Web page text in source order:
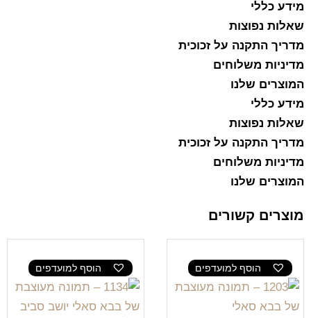
מידע כללי
שאלות נפוצות
מדריך התקנה על זכוכית
מדיניות משלוחים
המוצרים שלנו
מידע כללי
שאלות נפוצות
מדריך התקנה על זכוכית
מדיניות משלוחים
המוצרים שלנו
מוצרים קשורים
הוסף למועדפים הוסף למועדפים